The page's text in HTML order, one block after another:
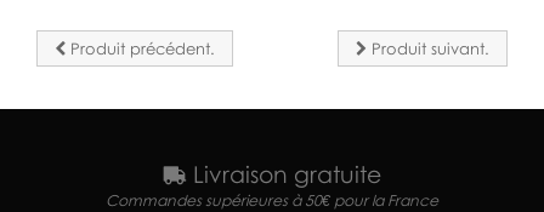
Produit précédent. Produit suivant.
Livraison gratuite
Commandes supérieures à 50€ pour la France